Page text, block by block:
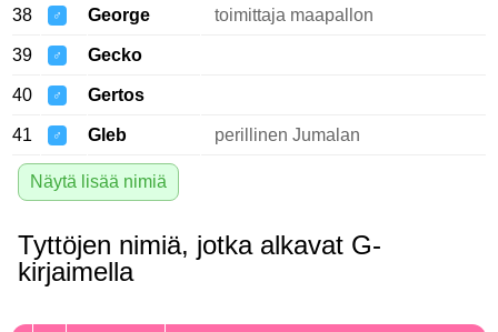
38 ♂ George toimittaja maapallon
39 ♂ Gecko
40 ♂ Gertos
41 ♂ Gleb perillinen Jumalan
Näytä lisää nimiä
Tyttöjen nimiä, jotka alkavat G-
kirjaimella